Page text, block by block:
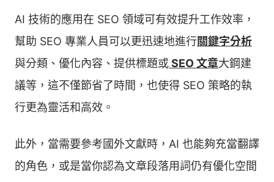
AI 技術的應用在 SEO 領域可有效提升工作效率，
幫助 SEO 專業人員可以更迅速地進行關鍵字分析
與分類、優化內容、提供標題或SEO 文章大鋼建
議等，這不僅節省了時間，也使得 SEO 策略的執
行更為靈活和高效。
此外，當需要參考國外文獻時，AI 也能夠充當翻譯
的角色，或是當你認為文章段落用詞仍有優化空間